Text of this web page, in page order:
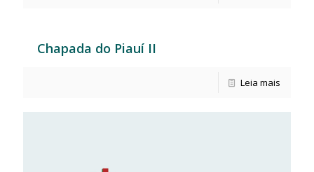
Chapada do Piauí II
Leia mais